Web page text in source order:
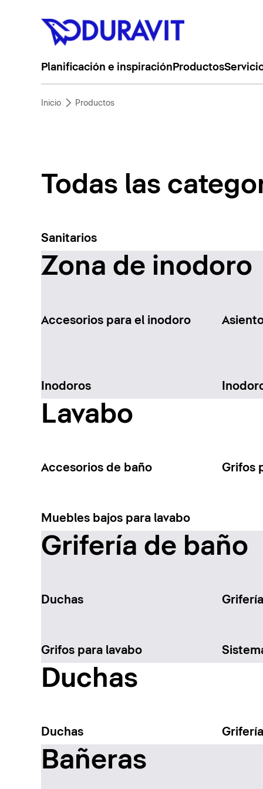
Planificación e inspiración Productos
Inicio Productos
Todas las
Sanitarios
Zona de inodoro
Accesorios para el inodoro
Inodoros
Lavabo
Accesorios de baño Grifos
Muebles bajos para lavabo
Grifería de baño
Duchas
Grifos para lavabo
Duchas
Duchas
Bañeras